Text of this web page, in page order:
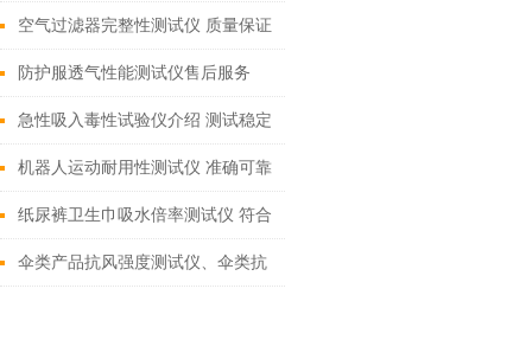
空气过滤器完整性测试仪 质量保证
防护服透气性能测试仪售后服务
急性吸入毒性试验仪介绍 测试稳定
上海诚卫
机器人运动耐用性测试仪 准确可靠
纸尿裤卫生巾吸水倍率测试仪 符合
标准
伞类产品抗风强度测试仪、伞类抗